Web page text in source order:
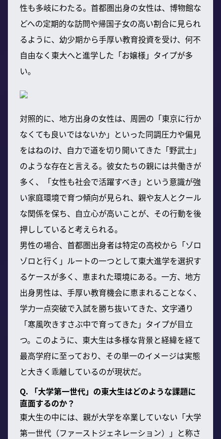
性も多岐にわたる。首都圏出身の女性は、博物館な
どへの定期的な訪問や帰国子女の高い割合に見られ
るように、幼少期から手厚い教育投資を受け、何不
自由なく東大へと進学した「お嬢様」タイプが多
い。
対照的に、地方出身の女性は、周囲の「東京に行か
なくても良いではないか」といった同調圧力や偏見
をはねのけ、自力で道を切り開いてきた「野武士」
のような存在と言える。彼女たちの親には共働きが
多く、「女性も社会で活躍すべき」という意識が強
い家庭環境で育つ傾向が見られ、親や友人とクール
な関係を保ち、自立心が高いことが、その行動を後
押ししていると考えられる。
男性の場合、首都圏出身者は特定の高校から「ゾロ
ゾロと行く」ルートの一つとして東大進学を選択す
るケースが多く、恵まれた環境にある。一方、地方
出身男性は、手厚い教育機会に恵まれることなく、
学力一点突破で入試を勝ち抜いてきた、文字通り
「寒風吹きすさぶ中で育ってきた」タイプが目立
つ。このように、東大生は多様な背景と経緯を経て
最高学府に至っており、その単一のイメージは実態
と大きく乖離しているのが現状だ。
Q. 「大学第一世代」の東大生はどのような課題に
直面するのか？
東大生の中には、親が大学を卒業していない「大学
第一世代（ファーストジェネレーション）」と称さ